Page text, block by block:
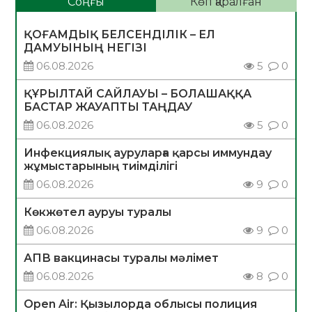
ҚОҒАМДЫҚ БЕЛСЕНДІЛІК – ЕЛ
ДАМУЫНЫҢ НЕГІЗІ
06.08.2026
5 0
ҚҰРЫЛТАЙ САЙЛАУЫ – БОЛАШАҚҚА
БАСТАР ЖАУАПТЫ ТАҢДАУ
06.08.2026
5 0
Инфекциялық ауруларға қарсы иммундау
жұмыстарының тиімділігі
06.08.2026
9 0
Көкжөтел ауруы туралы
06.08.2026
9 0
АПВ вакцинасы туралы мәлімет
06.08.2026
8 0
Open Air: Қызылорда облысы полиция